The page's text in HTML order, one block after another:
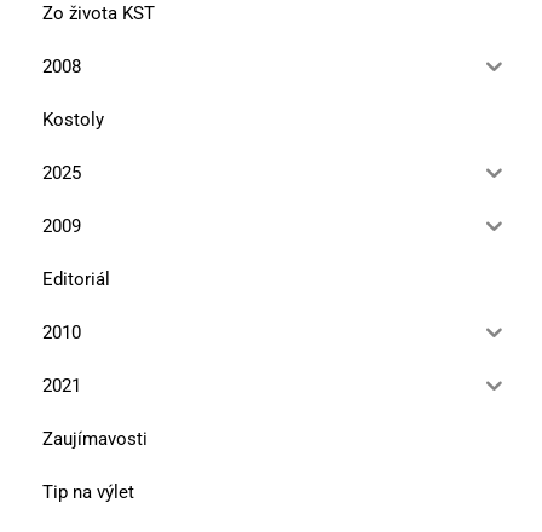
Zo života KST
2008
Kostoly
2025
2009
Editoriál
2010
2021
Zaujímavosti
Tip na výlet